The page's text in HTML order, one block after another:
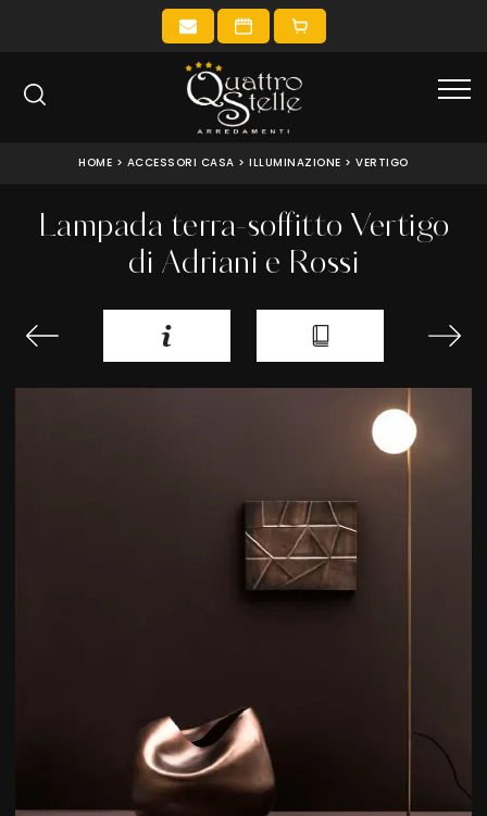
HOME > ACCESSORI CASA >ILLUMINAZIONE >VERTIGO
Lampada terra-soffitto Vertigo
di Adriani e Rossi